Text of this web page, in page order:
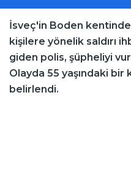
İsveç'in Boden
kişilere yönelik saldırı
giden polis, şüpheliyi
Olayda 55 yaşındaki bir
belirlendi.